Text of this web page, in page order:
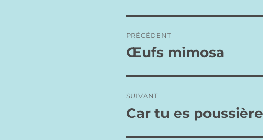
de
PRÉCÉDENT
Publication
Œufs mimosa
SUIVANT
Publication
Car tu es poussière